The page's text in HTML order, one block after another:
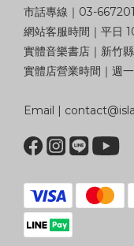
市話專線｜03-
網站客服時間｜平日
實體音樂書店｜新竹
實體店營業時間｜週
Email |